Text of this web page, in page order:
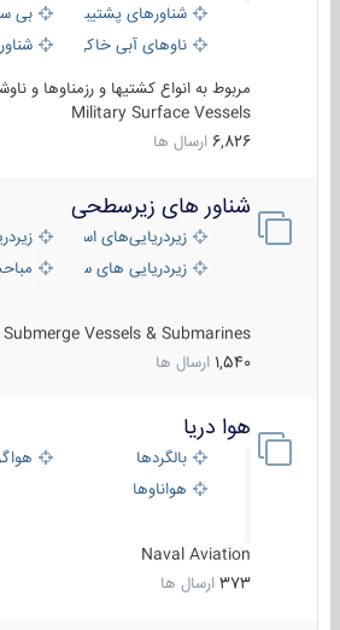
شناورهای پشتیبانی
بی
ناوهای آبی خاکی و نیروبر
مربوط به انواع کشتیها و رزمناوها و
Military Surface Vessels
6,826 ارسال ها
شناور های زیرسطحی
زیردریایی‌های استراتژیک
زیردریایی های سبک
مباحث
Submerge Vessels & Submarines
1,540 ارسال ها
هوا دریا
بالگردها
هواناوها
Naval Aviation
373 ارسال ها